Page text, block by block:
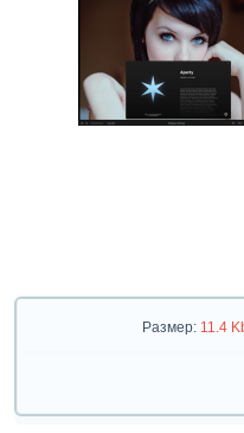
Размер: 11.4